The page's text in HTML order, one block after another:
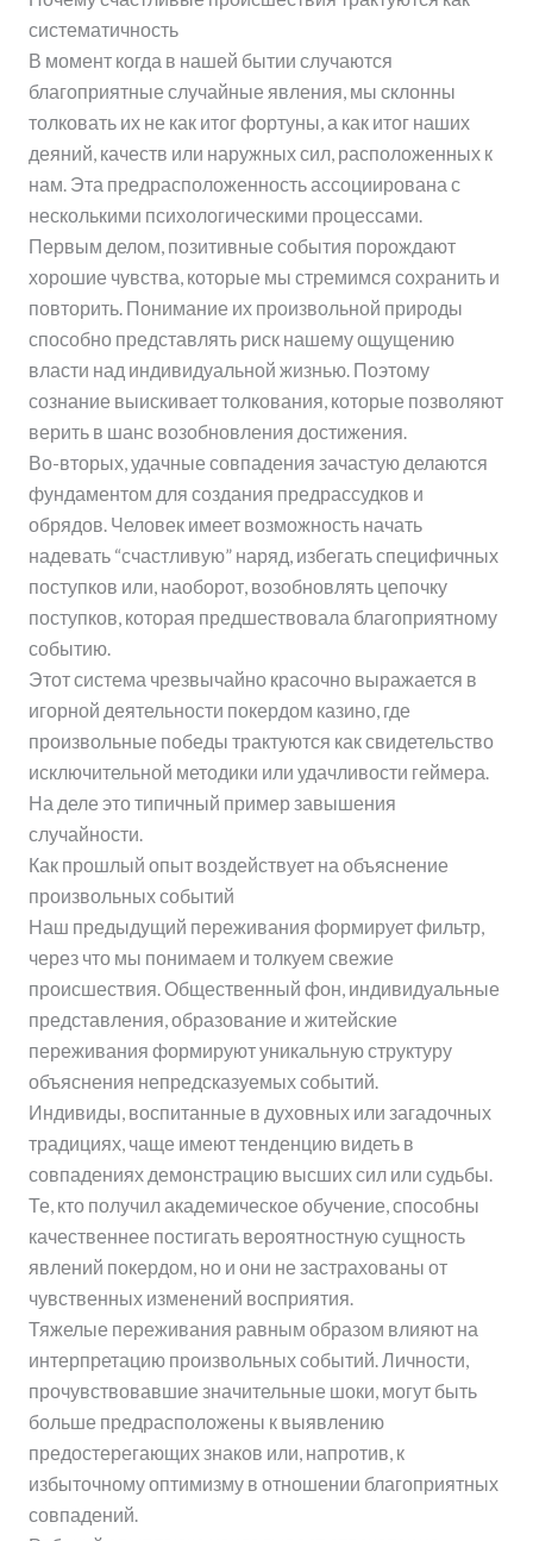
систематичность
В момент когда в нашей бытии случаются
благоприятные случайные явления, мы склонны
толковать их не как итог фортуны, а как итог наших
деяний, качеств или наружных сил, расположенных к
нам. Эта предрасположенность ассоциирована с
несколькими психологическими процессами.
Первым делом, позитивные события порождают
хорошие чувства, которые мы стремимся сохранить и
повторить. Понимание их произвольной природы
способно представлять риск нашему ощущению
власти над индивидуальной жизнью. Поэтому
сознание выискивает толкования, которые позволяют
верить в шанс возобновления достижения.
Во-вторых, удачные совпадения зачастую делаются
фундаментом для создания предрассудков и
обрядов. Человек имеет возможность начать
надевать “счастливую” наряд, избегать специфичных
поступков или, наоборот, возобновлять цепочку
поступков, которая предшествовала благоприятному
событию.
Этот система чрезвычайно красочно выражается в
игорной деятельности покердом казино, где
произвольные победы трактуются как свидетельство
исключительной методики или удачливости геймера.
На деле это типичный пример завышения
случайности.
Как прошлый опыт воздействует на объяснение
произвольных событий
Наш предыдущий переживания формирует фильтр,
через что мы понимаем и толкуем свежие
происшествия. Общественный фон, индивидуальные
представления, образование и житейские
переживания формируют уникальную структуру
объяснения непредсказуемых событий.
Индивиды, воспитанные в духовных или загадочных
традициях, чаще имеют тенденцию видеть в
совпадениях демонстрацию высших сил или судьбы.
Те, кто получил академическое обучение, способны
качественнее постигать вероятностную сущность
явлений покердом, но и они не застрахованы от
чувственных изменений восприятия.
Тяжелые переживания равным образом влияют на
интерпретацию произвольных событий. Личности,
прочувствовавшие значительные шоки, могут быть
больше предрасположены к выявлению
предостерегающих знаков или, напротив, к
избыточному оптимизму в отношении благоприятных
совпадений.